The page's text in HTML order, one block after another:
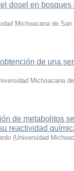
dosel en
Michoacana de
de una
Michoacana
de metabolitos
reactividad
(Universidad